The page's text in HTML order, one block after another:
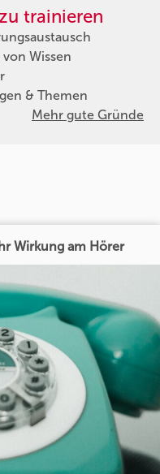
trainieren
Wissen
& Themen
Mehr gute Gründe
Wirkung am Hörer